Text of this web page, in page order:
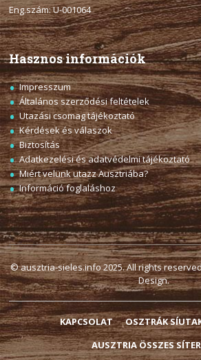
Eng.szám: U-001064
Hasznos információk
Impresszum
Általános szerződési feltételek
Utazási csomag tájékoztató
Kérdések és válaszok
Biztosítás
Adatkezelési és adatvédelmi tájékoztató
Miért velünk utazz Ausztriába?
Információ foglaláshoz
© ausztria-sieles.info 2025. All rights
Design.
KAPCSOLAT
OSZTRÁK
AUSZTRIA ÖSSZES